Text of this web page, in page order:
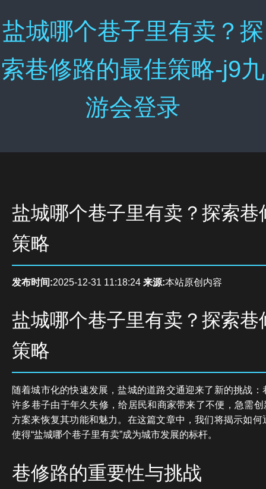
盐城哪个巷子里有卖？探
索巷修路的最佳策略-j9九
游会登录
盐城哪个巷子里有卖？探索巷
策略
发布时间:2025-12-31 11:18:24 来源:本站原创内容
盐城哪个巷子里有卖？探索巷
策略
随着城市化的快速发展，盐城的道路交通迎来了新的挑战
许多巷子由于年久失修，给居民和商家带来了不便，急需
方案来恢复其功能和魅力。在这篇文章中，我们将揭示如
使得“盐城哪个巷子里有卖”成为城市发展的标杆。
巷修路的重要性与挑战